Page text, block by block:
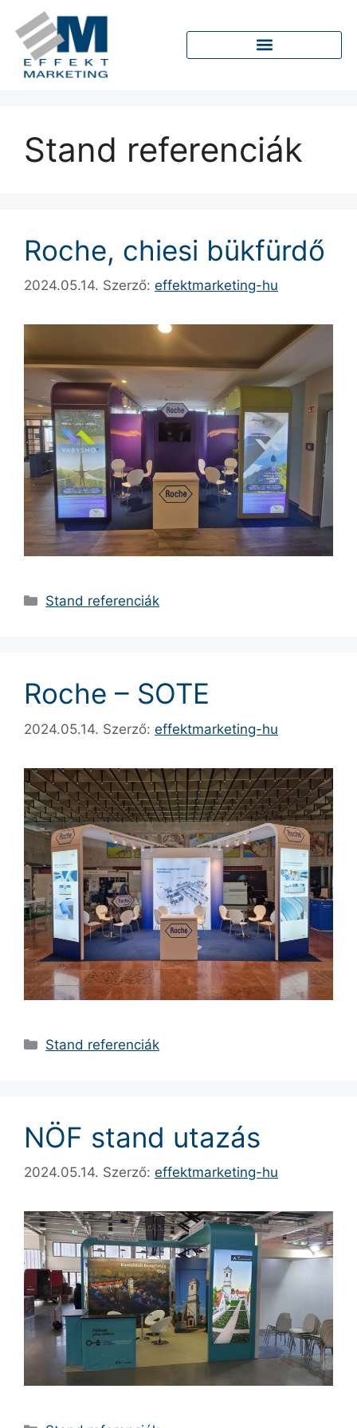
Stand referenciák
Roche, chiesi bükfürdő
2024.05.14. Szerző: effektmarketing-hu
Stand referenciák
Roche – SOTE
2024.05.14. Szerző: effektmarketing-hu
Stand referenciák
NÖF stand utazás
2024.05.14. Szerző: effektmarketing-hu